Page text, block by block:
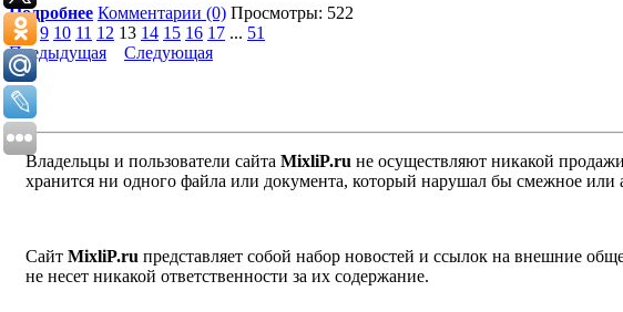
Подробнее Комментарии (0) Просмотры: 522
1 ... 9 10 11 12 13 14 15 16 17 ... 51
Предыдущая
Следующая
Владельцы и пользователи сайта MixliP.ru не осуществляют никакой
хранится ни одного файла или документа, который нарушал бы смежное или
Сайт MixliP.ru представляет собой набор новостей и ссылок на внешние
не несет никакой ответственности за их содержание.